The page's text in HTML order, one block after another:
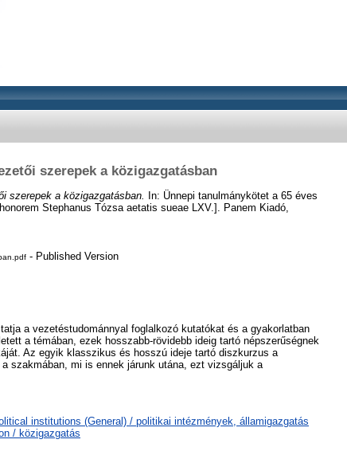
szerepek a közigazgatásban
szerepek a közigazgatásban.
In: Ünnepi tanulmánykötet a 65 éves
Stephanus Tózsa aetatis sueae LXV.]. Panem Kiadó,
- Published Version
a vezetéstudománnyal foglalkozó kutatókat és a gyakorlatban
a témában, ezek hosszabb-rövidebb ideig tartó népszerűségnek
Az egyik klasszikus és hosszú ideje tartó diszkurzus a
szakmában, mi is ennek járunk utána, ezt vizsgáljuk a
institutions (General) / politikai intézmények, államigazgatás
/ közigazgatás